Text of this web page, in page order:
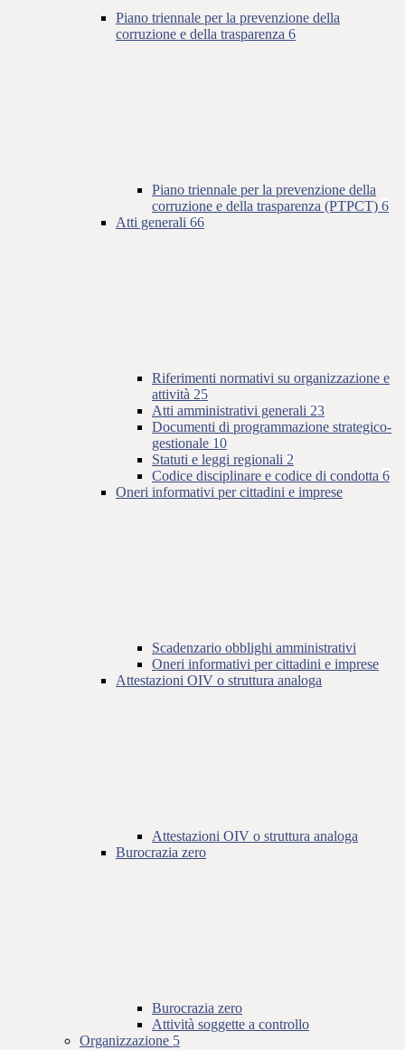
Piano triennale per la prevenzione della
corruzione e della trasparenza 6
Piano triennale per la prevenzione della
corruzione e della trasparenza (PTPCT) 6
Atti generali 66
Riferimenti normativi su organizzazione e
attività 25
Atti amministrativi generali 23
Documenti di programmazione strategico-
gestionale 10
Statuti e leggi regionali 2
Codice disciplinare e codice di condotta 6
Oneri informativi per cittadini e imprese
Scadenzario obblighi amministrativi
Oneri informativi per cittadini e imprese
Attestazioni OIV o struttura analoga
Attestazioni OIV o struttura analoga
Burocrazia zero
Burocrazia zero
Attività soggette a controllo
Organizzazione 5